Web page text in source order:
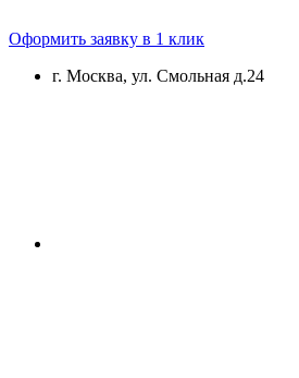
Оформить заявку в 1 клик
г. Москва, ул. Смольная д.24